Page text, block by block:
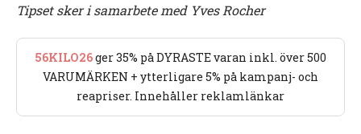
Tipset sker i samarbete med Yves Rocher
56KILO26ger 35% på DYRASTE varan inkl. över 500
VARUMÄRKEN + ytterligare 5% på kampanj- och
reapriser. Innehåller reklamlänkar